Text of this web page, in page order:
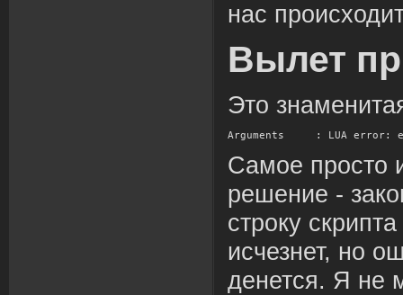
нас
Вылет
Это
Arguments : LUA error:
Самое просто
решение -
строку
исчезнет, но
денется. Я не